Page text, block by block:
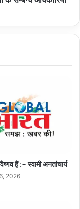
हैं :– स्वामी अनतांचार्य
2026